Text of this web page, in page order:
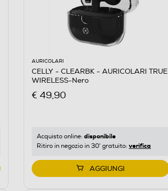
AURICOLARI
CELLY - CLEARBK - AURICOLARI TRUE
WIRELESS-Nero
€ 49,90
Acquisto online: disponibile
Ritiro in negozio in 30' gratuito: verifica
AGGIUNGI